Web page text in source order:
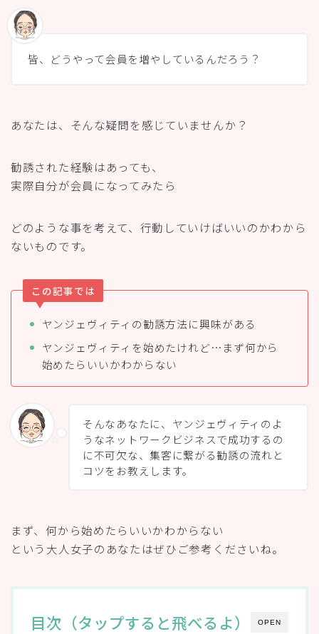
皆、どうやって会員を増やしているんだろう？
あなたは、そんな疑問を感じていませんか？
勧誘された経験はあっても、
実際自分が会員になってみたら
どのような事を考えて、行動していけばいいのかわから
ないものです。
この記事では
ヤンジェヴィティの勧誘方法に興味がある
ヤンジェヴィティを始めたけれど…まず何から
始めたらいいかわからない
そんなあなたに、ヤンジェヴィティのよ
うなネットワークビジネスで成功するの
に不可欠な、集客に繋がる勧誘の流れと
コツをお教えします。
まず、何から始めたらいいかわからない
という大人女子のあなたはぜひご参考くださいね。
OPEN
目次（タップすると飛べるよ）